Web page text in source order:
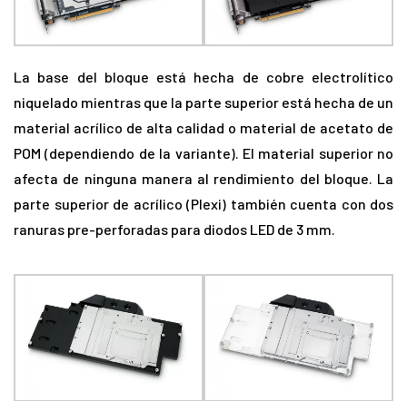
La base del bloque está hecha de cobre electrolítico
niquelado mientras que la parte superior está hecha de un
material acrílico de alta calidad o material de acetato de
POM (dependiendo de la variante). El material superior no
afecta de ninguna manera al rendimiento del bloque. La
parte superior de acrílico (Plexi) también cuenta con dos
ranuras pre-perforadas para diodos LED de 3 mm.